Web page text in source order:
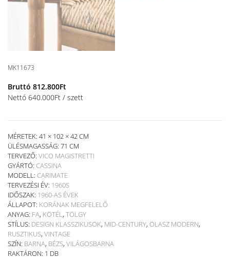
MK11673
Bruttó 812.800Ft
Nettó 640.000Ft / szett
MÉRETEK: 41 × 102 × 42 CM
ÜLÉSMAGASSÁG: 71 CM
TERVEZŐ: VICO MAGISTRETTI
GYÁRTÓ: CASSINA
MODELL: CARIMATE
TERVEZÉSI ÉV: 1960S
IDŐSZAK: 1960-AS ÉVEK
ÁLLAPOT: KORÁNAK MEGFELELŐ
ANYAG: FA, KÖTÉL, TÖLGY
STÍLUS: DESIGN KLASSZIKUSOK, MID-CENTURY, OLASZ MODERN,
RUSZTIKUS, VINTAGE
SZÍN: BARNA, BÉZS, VILÁGOSBARNA
RAKTÁRON: 1 DB